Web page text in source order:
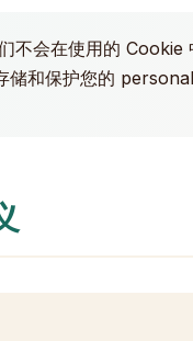
不会在使用的
储和保护您的